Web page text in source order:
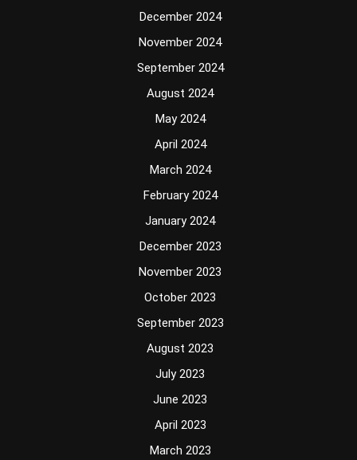
December 2024
November 2024
September 2024
August 2024
May 2024
April 2024
March 2024
February 2024
January 2024
December 2023
November 2023
October 2023
September 2023
August 2023
July 2023
June 2023
April 2023
March 2023